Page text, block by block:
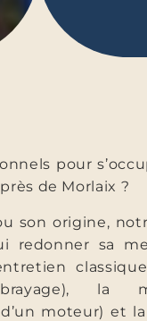
pour
de Morlaix ?
son origine,
redonner sa
la
moteur) et